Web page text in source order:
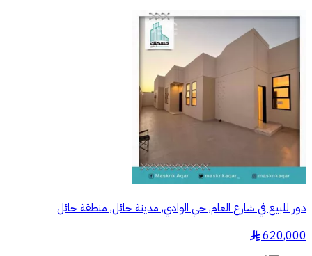
دور للبيع في شارع العام, حي الوادي, مدينة حائل, منطقة حائل
620,000
§